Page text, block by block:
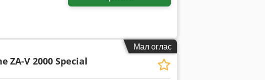
Мал оглас
ZA-V 2000 Special